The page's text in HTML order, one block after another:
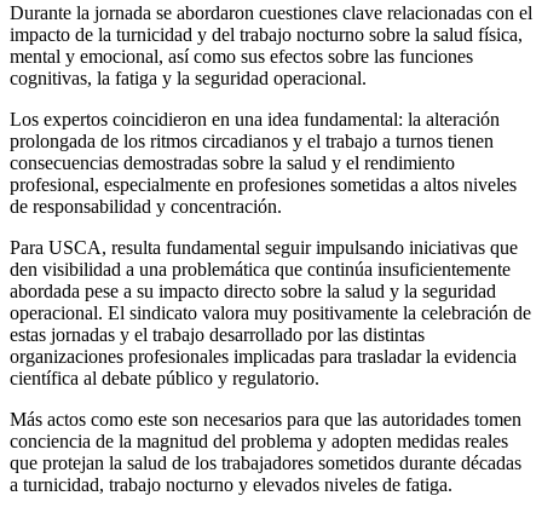
Durante la jornada se abordaron cuestiones clave relacionadas con el
impacto de la turnicidad y del trabajo nocturno sobre la salud física,
mental y emocional, así como sus efectos sobre las funciones
cognitivas, la fatiga y la seguridad operacional.
Los expertos coincidieron en una idea fundamental: la alteración
prolongada de los ritmos circadianos y el trabajo a turnos tienen
consecuencias demostradas sobre la salud y el rendimiento
profesional, especialmente en profesiones sometidas a altos niveles
de responsabilidad y concentración.
Para USCA, resulta fundamental seguir impulsando iniciativas que
den visibilidad a una problemática que continúa insuficientemente
abordada pese a su impacto directo sobre la salud y la seguridad
operacional. El sindicato valora muy positivamente la celebración de
estas jornadas y el trabajo desarrollado por las distintas
organizaciones profesionales implicadas para trasladar la evidencia
científica al debate público y regulatorio.
Más actos como este son necesarios para que las autoridades tomen
conciencia de la magnitud del problema y adopten medidas reales
que protejan la salud de los trabajadores sometidos durante décadas
a turnicidad, trabajo nocturno y elevados niveles de fatiga.